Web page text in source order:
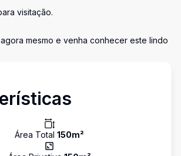
visitação.
mesmo e venha conhecer este lindo
Área Total 150m²